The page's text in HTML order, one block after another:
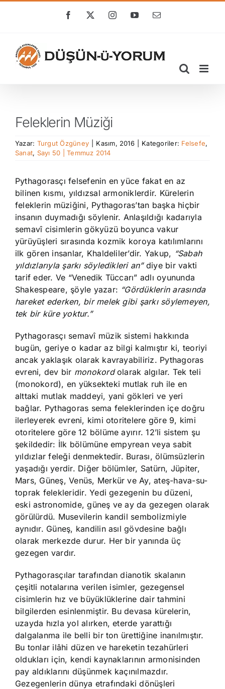
Facebook
X InstagramYouTube
E-
Feleklerin Müziği
Yazar: Turgut Özgüney Kasım, 2016 Kategoriler: Felsefe,
Sanat, Sayı 50 | Temmuz 2014
Pythagorasçı felsefenin en yüce fakat en az
bilinen kısmı, yıldızsal armoniklerdir. Kürelerin
feleklerin müziğini, Pythagoras’tan başka hiçbir
insanın duymadığı söylenir. Anlaşıldığı kadarıyla
semavî cisimlerin gökyüzü boyunca vakur
yürüyüşleri sırasında kozmik koroya katılımlarını
ilk gören insanlar, Khaldeliler’dir. Yakup, “Sabah
yıldızlarıyla şarkı söyledikleri an”diye bir vakti
tarif eder. Ve “Venedik Tüccarı” adlı oyununda
Shakespeare, şöyle yazar: “Gördüklerin arasında
hareket ederken, bir melek gibi şarkı söylemeyen,
tek bir küre yoktur.”
Pythagorasçı semavî müzik sistemi hakkında
bugün, geriye o kadar az bilgi kalmıştır ki, teoriyi
ancak yaklaşık olarak kavrayabiliriz. Pythagoras
evreni, dev bir monokordolarak algılar. Tek teli
(monokord), en yüksekteki mutlak ruh ile en
alttaki mutlak maddeyi, yani gökleri ve yeri
bağlar. Pythagoras sema feleklerinden içe doğru
ilerleyerek evreni, kimi otoritelere göre 9, kimi
otoritelere göre 12 bölüme ayırır. 12’li sistem şu
şekildedir: İlk bölümüne empyrean veya sabit
yıldızlar feleği denmektedir. Burası, ölümsüzlerin
yaşadığı yerdir. Diğer bölümler, Satürn, Jüpiter,
Mars, Güneş, Venüs, Merkür ve Ay, ateş-hava-su-
toprak felekleridir. Yedi gezegenin bu düzeni,
eski astronomide, güneş ve ay da gezegen olarak
görülürdü. Musevilerin kandil sembolizmiyle
aynıdır. Güneş, kandilin asıl gövdesine bağlı
olarak merkezde durur. Her bir yanında üç
gezegen vardır.
Pythagorasçılar tarafından dianotik skalanın
çeşitli notalarına verilen isimler, gezegensel
cisimlerin hız ve büyüklüklerine dair tahmini
bilgilerden esinlenmiştir. Bu devasa kürelerin,
uzayda hızla yol alırken, eterde yarattığı
dalgalanma ile belli bir ton ürettiğine inanılmıştır.
Bu tonlar ilâhi düzen ve hareketin tezahürleri
oldukları için, kendi kaynaklarının armonisinden
pay aldıklarını düşünmek kaçınılmazdır.
Gezegenlerin dünya etrafındaki dönüşleri